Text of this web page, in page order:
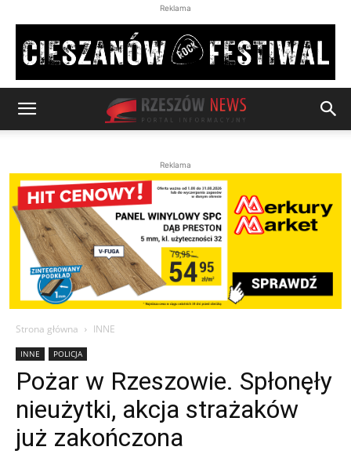
Reklama
Reklama
Strona główna INNE
INNE POLICJA
Pożar w Rzeszowie. Spłonęły
nieużytki, akcja strażaków
już zakończona